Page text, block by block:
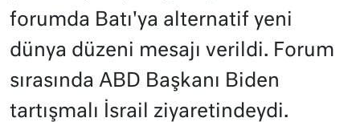
forumda Batı'ya alternatif yeni
dünya düzeni mesajı verildi. Forum
sırasında ABD Başkanı Biden
tartışmalı İsrail ziyaretindeydi.